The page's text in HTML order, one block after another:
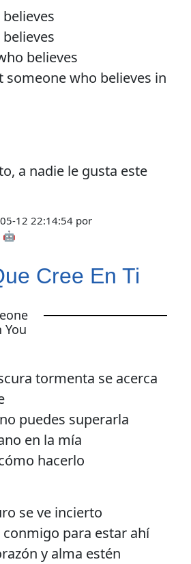
believes
someone who believes in
a nadie le gusta este
12 22:14:54por
🤖
Cree En Ti
You
tormenta se acerca
puedes superarla
en la mía
hacerlo
se ve incierto
conmigo para estar ahí
y alma estén